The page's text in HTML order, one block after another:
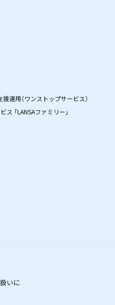
運用（ワンストップサービス）
ス 「LANSAファミリー」
いに